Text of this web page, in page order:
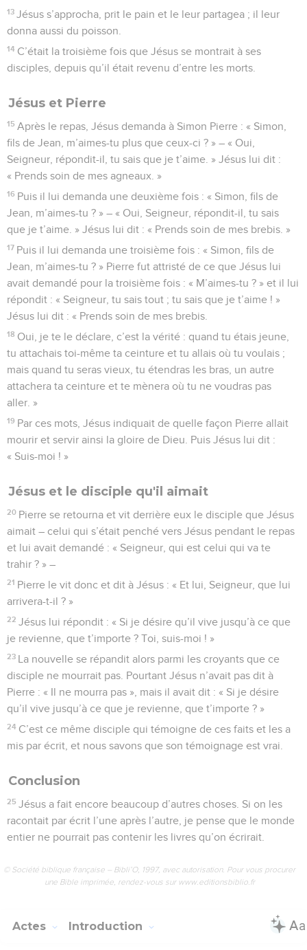
13 Jésus s’approcha, prit le pain et le leur partagea ; il leur
donna aussi du poisson.
14 C’était la troisième fois que Jésus se montrait à ses
disciples, depuis qu’il était revenu d’entre les morts.
Jésus et Pierre
15 Après le repas, Jésus demanda à Simon Pierre : « Simon,
fils de Jean, m’aimes-tu plus que ceux-ci ? » – « Oui,
Seigneur, répondit-il, tu sais que je t’aime. » Jésus lui dit :
« Prends soin de mes agneaux. »
16 Puis il lui demanda une deuxième fois : « Simon, fils de
Jean, m’aimes-tu ? » – « Oui, Seigneur, répondit-il, tu sais
que je t’aime. » Jésus lui dit : « Prends soin de mes brebis. »
17 Puis il lui demanda une troisième fois : « Simon, fils de
Jean, m’aimes-tu ? » Pierre fut attristé de ce que Jésus lui
avait demandé pour la troisième fois : « M’aimes-tu ? » et il lui
répondit : « Seigneur, tu sais tout ; tu sais que je t’aime ! »
Jésus lui dit : « Prends soin de mes brebis.
18 Oui, je te le déclare, c’est la vérité : quand tu étais jeune,
tu attachais toi-même ta ceinture et tu allais où tu voulais ;
mais quand tu seras vieux, tu étendras les bras, un autre
attachera ta ceinture et te mènera où tu ne voudras pas
aller. »
19 Par ces mots, Jésus indiquait de quelle façon Pierre allait
mourir et servir ainsi la gloire de Dieu. Puis Jésus lui dit :
« Suis-moi ! »
Jésus et le disciple qu'il aimait
20 Pierre se retourna et vit derrière eux le disciple que Jésus
aimait – celui qui s’était penché vers Jésus pendant le repas
et lui avait demandé : « Seigneur, qui est celui qui va te
trahir ? » –
21 Pierre le vit donc et dit à Jésus : « Et lui, Seigneur, que lui
arrivera-t-il ? »
22 Jésus lui répondit : « Si je désire qu’il vive jusqu’à ce que
je revienne, que t’importe ? Toi, suis-moi ! »
23 La nouvelle se répandit alors parmi les croyants que ce
disciple ne mourrait pas. Pourtant Jésus n’avait pas dit à
Pierre : « Il ne mourra pas », mais il avait dit : « Si je désire
qu’il vive jusqu’à ce que je revienne, que t’importe ? »
24 C’est ce même disciple qui témoigne de ces faits et les a
mis par écrit, et nous savons que son témoignage est vrai.
Conclusion
25 Jésus a fait encore beaucoup d’autres choses. Si on les
racontait par écrit l’une après l’autre, je pense que le monde
entier ne pourrait pas contenir les livres qu’on écrirait.
© Société biblique française – Bibli’O, 1997, avec autorisation. Pour vous procurer
une Bible imprimée, rendez-vous sur www.editionsbiblio.fr
Actes Introduction